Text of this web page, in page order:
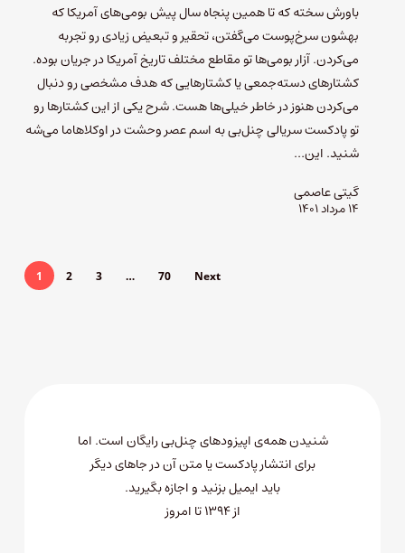
باورش سخته که تا همین پنجاه سال پیش بومی‌های آمریکا که
بهشون سرخ‌پوست می‌گفتن، تحقیر و تبعیض زیادی رو تجربه
می‌کردن. آزار بومی‌ها تو مقاطع مختلف تاریخ آمریکا در جریان بوده.
کشتارهای دسته‌جمعی یا کشتارهایی که هدف مشخصی رو دنبال
می‌کردن هنوز در خاطر خیلی‌ها هست. شرح یکی از این کشتارها رو
تو پادکست سریالی چنل‌بی به اسم عصر وحشت در اوکلاهاما می‌شه
شنید. این…
گیتی عاصمی
۱۴ مرداد ۱۴۰۱
1 2 3 … 70 Next
شنیدن همه‌ی اپیزودهای چنل‌بی رایگان است. اما
برای انتشار پادکست یا متن آن در جاهای دیگر
باید ایمیل بزنید و اجازه بگیرید.
از ۱۳۹۴ تا امروز